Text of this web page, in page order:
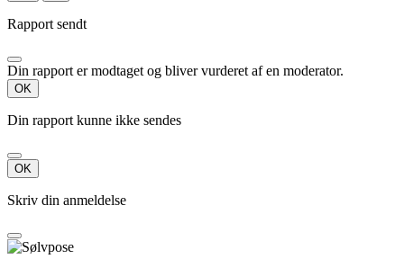
Rapport sendt
Din rapport er modtaget og bliver vurderet af en moderator.
OK
Din rapport kunne ikke sendes
OK
Skriv din anmeldelse